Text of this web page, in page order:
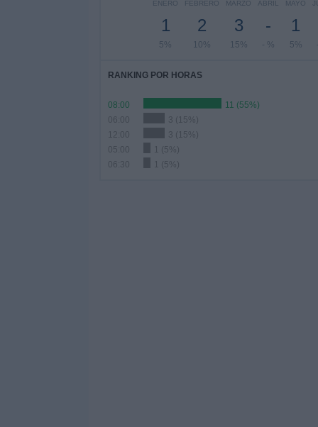
ENERO
1
5%
FEBRERO
2
10%
MARZO
3
15%
ABRIL
-
- %
MAYO
1
5%
RANKING POR HORAS
08:00
11 (55%)
06:00
3 (15%)
12:00
3 (15%)
05:00
1 (5%)
06:30
1 (5%)